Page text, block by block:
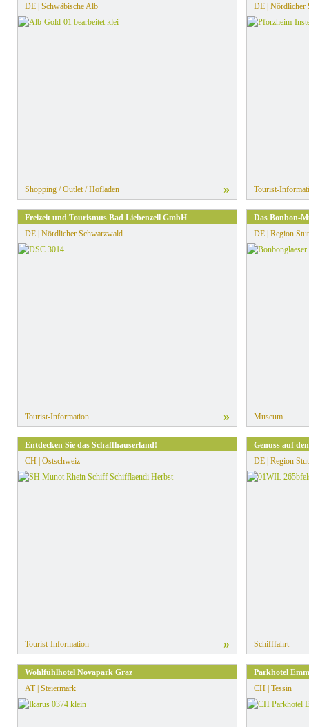
DE | Schwäbische Alb
Shopping / Outlet / Hofladen »
DE | Nördlicher
Tourist-
Freizeit und Tourismus Bad Liebenzell GmbH
DE | Nördlicher Schwarzwald
Tourist-Information »
Das Bonbon-
DE | Region
Museum
Entdecken Sie das Schaffhauserland!
CH | Ostschweiz
Tourist-Information »
Genuss auf
DE | Region
Schifffahrt
Wohlfühlhotel Novapark Graz
AT | Steiermark
Parkhotel
CH | Tessin